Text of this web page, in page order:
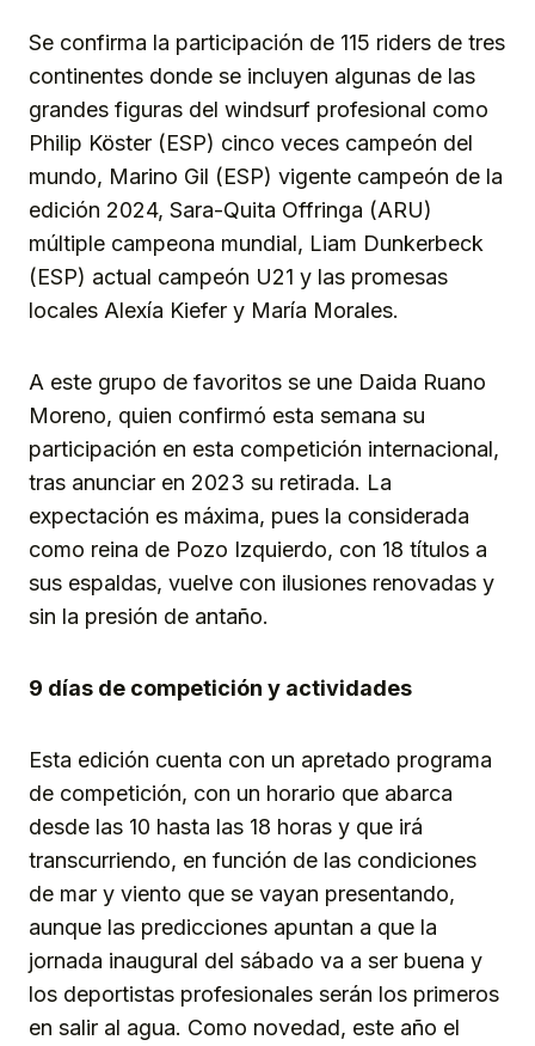
Se confirma la participación de 115 riders de tres
continentes donde se incluyen algunas de las
grandes figuras del windsurf profesional como
Philip Köster (ESP) cinco veces campeón del
mundo, Marino Gil (ESP) vigente campeón de la
edición 2024, Sara-Quita Offringa (ARU)
múltiple campeona mundial, Liam Dunkerbeck
(ESP) actual campeón U21 y las promesas
locales Alexía Kiefer y María Morales.
A este grupo de favoritos se une Daida Ruano
Moreno, quien confirmó esta semana su
participación en esta competición internacional,
tras anunciar en 2023 su retirada. La
expectación es máxima, pues la considerada
como reina de Pozo Izquierdo, con 18 títulos a
sus espaldas, vuelve con ilusiones renovadas y
sin la presión de antaño.
9 días de competición y actividades
Esta edición cuenta con un apretado programa
de competición, con un horario que abarca
desde las 10 hasta las 18 horas y que irá
transcurriendo, en función de las condiciones
de mar y viento que se vayan presentando,
aunque las predicciones apuntan a que la
jornada inaugural del sábado va a ser buena y
los deportistas profesionales serán los primeros
en salir al agua. Como novedad, este año el